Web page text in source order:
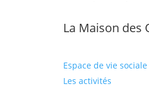
La Maison des
Espace de vie sociale
Les activités